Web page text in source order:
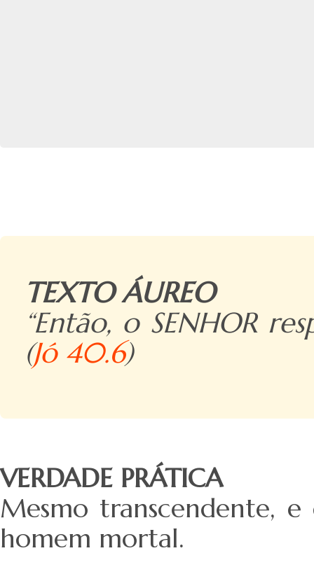
TEXTO ÁUREO
“Então, o SENHOR
(Jó 40.6)
VERDADE PRÁTICA
Mesmo transcendente,
homem mortal.